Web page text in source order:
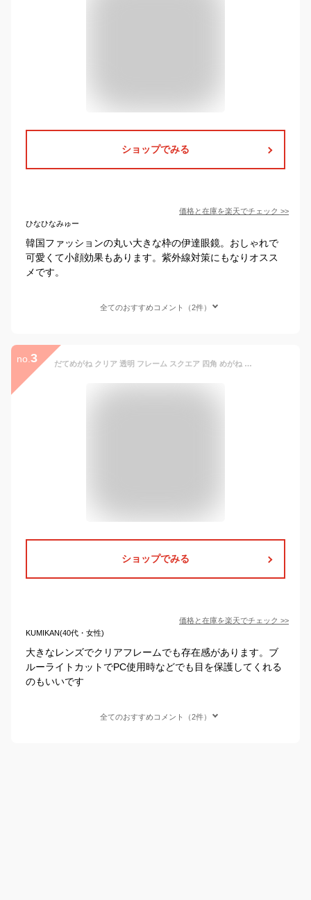
ショップでみる
価格と在庫を楽天でチェック >>
ひなひなみゅー
韓国ファッションの丸い大きな枠の伊達眼鏡。おしゃれで
可愛くて小顔効果もあります。紫外線対策にもなりオスス
メです。
全てのおすすめコメント（2件）
no. 3 だてめがね クリア 透明 フレーム スクエア 四角 めがね ブルーライト カット おしゃれ女子 大きめサイズ 小顔効果 すっぴん隠し 韓国 オルチャン ファッション 眼鏡 大きい メガネ ビッグフレーム 丸いシルエット 伊達メガネ おしゃれ かわいい レディース
ショップでみる
価格と在庫を楽天でチェック >>
KUMIKAN(40代・女性)
大きなレンズでクリアフレームでも存在感があります。ブ
ルーライトカットでPC使用時などでも目を保護してくれる
のもいいです
全てのおすすめコメント（2件）